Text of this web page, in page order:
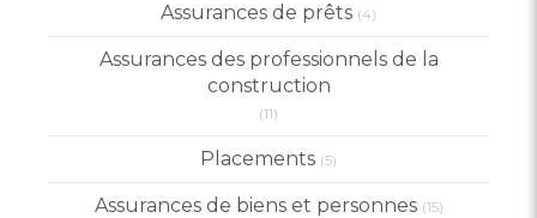
Assurances de prêts (4)
Assurances des professionnels de la
construction
(11)
Placements (5)
Assurances de biens et personnes (15)